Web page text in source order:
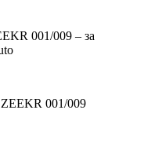
001/009 – за
ZEEKR 001/009